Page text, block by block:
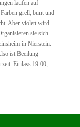
laufen auf
grell, bunt und
Aber violett wird
sie sich
in Nierstein.
ist Beeilung
Einlass 19.00,